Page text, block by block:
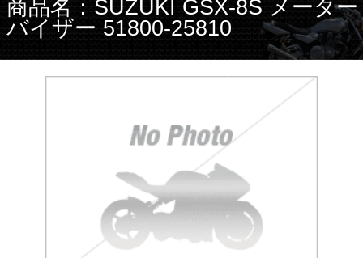
商品名：SUZUKI GSX-8S メーター
バイザー 51800-25810